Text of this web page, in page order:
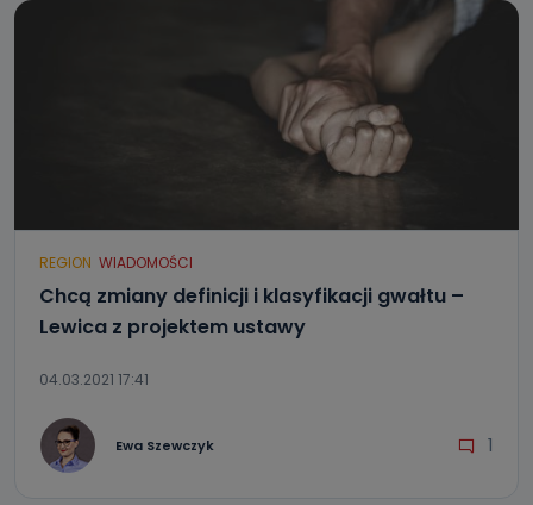
REGION WIADOMOŚCI
Chcą zmiany definicji i klasyfikacji gwałtu –
Lewica z projektem ustawy
04.03.2021 17:41
Ewa Szewczyk 1